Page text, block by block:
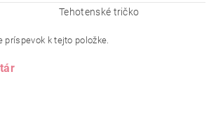
Tehotenské tričko
príspevok k tejto položke.